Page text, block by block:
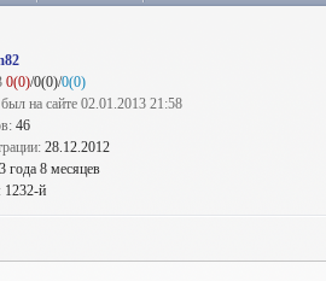
0(0)/0(0)/0(0)
на сайте 02.01.2013 21:58
46
28.12.2012
года 8 месяцев
1232-й